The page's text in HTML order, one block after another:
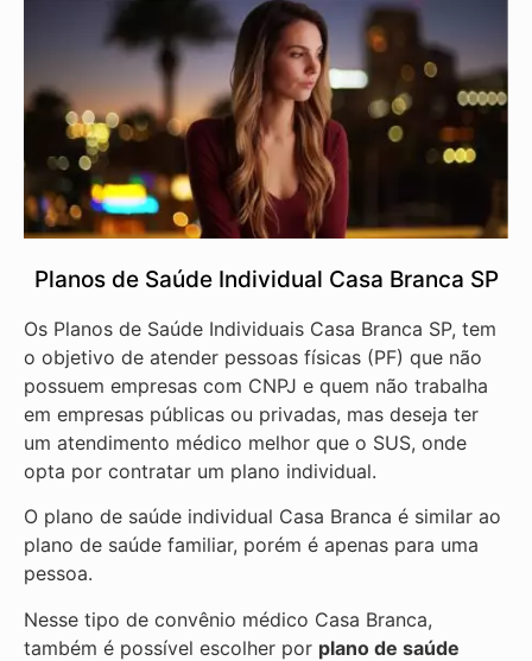
Planos de Saúde Individual Casa Branca SP
Os Planos de Saúde Individuais Casa Branca SP, tem
o objetivo de atender pessoas físicas (PF) que não
possuem empresas com CNPJ e quem não trabalha
em empresas públicas ou privadas, mas deseja ter
um atendimento médico melhor que o SUS, onde
opta por contratar um plano individual.
O plano de saúde individual Casa Branca é similar ao
plano de saúde familiar, porém é apenas para uma
pessoa.
Nesse tipo de convênio médico Casa Branca,
também é possível escolher por plano de saúde